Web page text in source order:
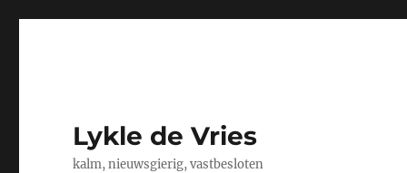
Lykle de Vries
kalm, nieuwsgierig, vastbesloten